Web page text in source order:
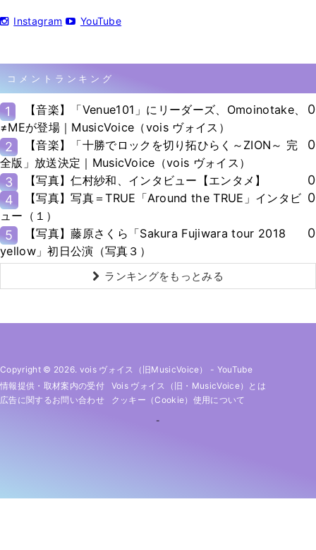
Instagram YouTube
コメントランキング
1
【音楽】「Venue101」にリーダーズ、Omoinotake、
≠MEが登場｜MusicVoice（vois ヴォイス）
0
2
【音楽】「十勝でロックを切り拓ひらく～ZION～ 完
全版」放送決定｜MusicVoice（vois ヴォイス）
0
3 【写真】仁村紗和、インタビュー【エンタメ】
0
4
【写真】写真＝TRUE「Around the TRUE」インタビ
ュー（１）
0
5
【写真】藤原さくら「Sakura Fujiwara tour 2018
yellow」初日公演（写真３）
0
ランキングをもっとみる
Copyright © 2026. vois ヴォイス（旧MusicVoice） - YouTube
情報提供・取材案内の受付
Vois ヴォイス（旧・MusicVoice）とは
広告に関するお問い合わせ
クッキー（cookie）使用について
-